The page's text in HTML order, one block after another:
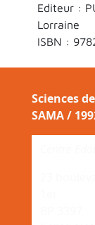
Editeur :
Lorraine
ISBN :
Sciences
SAMA /